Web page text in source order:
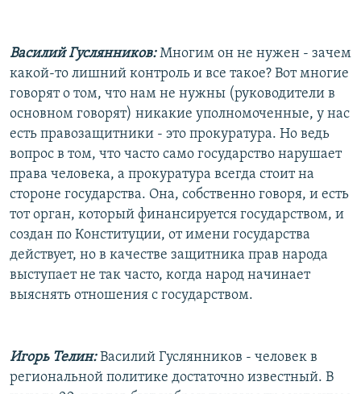
Василий Гуслянников:Многим он не нужен - зачем
какой-то лишний контроль и все такое? Вот многие
говорят о том, что нам не нужны (руководители в
основном говорят) никакие уполномоченные, у нас
есть правозащитники - это прокуратура. Но ведь
вопрос в том, что часто само государство нарушает
права человека, а прокуратура всегда стоит на
стороне государства. Она, собственно говоря, и есть
тот орган, который финансируется государством, и
создан по Конституции, от имени государства
действует, но в качестве защитника прав народа
выступает не так часто, когда народ начинает
выяснять отношения с государством.
Игорь Телин:Василий Гуслянников - человек в
региональной политике достаточно известный. В